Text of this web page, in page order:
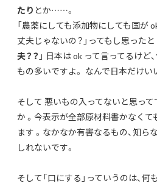
たり とか……。
「農薬にしても添加物にしても国が
丈夫じゃないの？」ってもし思ったと
夫？？ 」 日本は ok って言ってるけど
もの多いですよ。 なんで日本だけい
そして 悪いもの入ってないと思っ
か 。今表示が全部原材料書かなくて
ます 。なかなか有害なるもの、知ら
しれないです。
そして「口にする」っていうのは、